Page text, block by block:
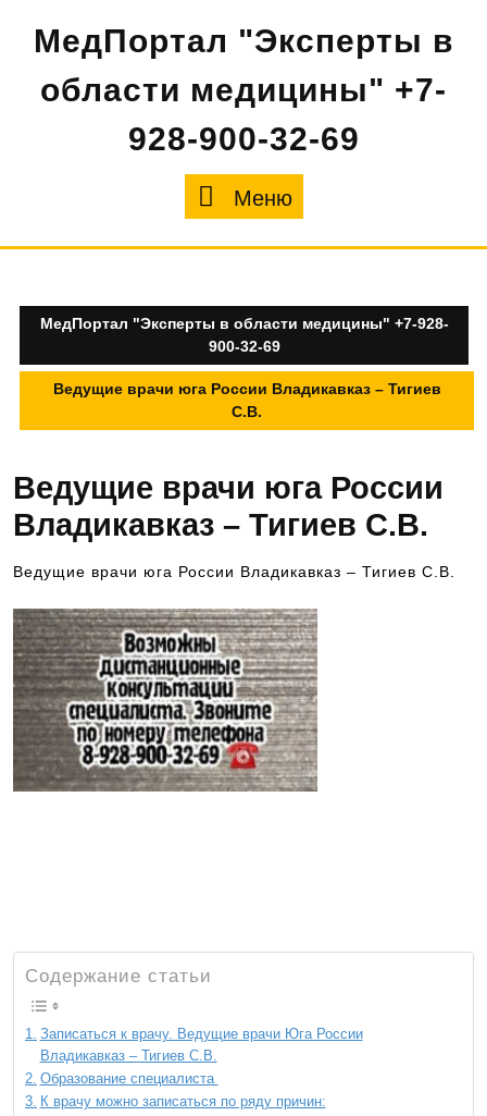
содержимому
МедПортал "Эксперты в
области медицины" +7-
928-900-32-69
Меню
МедПортал "Эксперты в области медицины" +7-928-
900-32-69
Ведущие врачи юга России Владикавказ – Тигиев
С.В.
Ведущие врачи юга России
Владикавказ – Тигиев С.В.
Ведущие врачи юга России Владикавказ – Тигиев С.В.
Содержание статьи
Записаться к врачу. Ведущие врачи Юга России
Владикавказ – Тигиев С.В.
Образование специалиста
К врачу можно записаться по ряду причин: